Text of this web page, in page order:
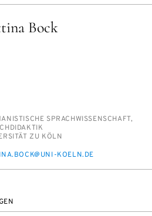
Bock
SPRACH­WIS­SEN­SCHAFT,
ZU KÖLN
KOELN.DE